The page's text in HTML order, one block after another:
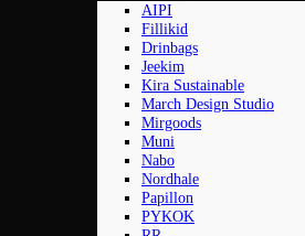
AIPI
Fillikid
Drinbags
Jeekim
Kira Sustainable
March Design Studio
Mirgoods
Muni
Nabo
Nordhale
Papillon
PYKOK